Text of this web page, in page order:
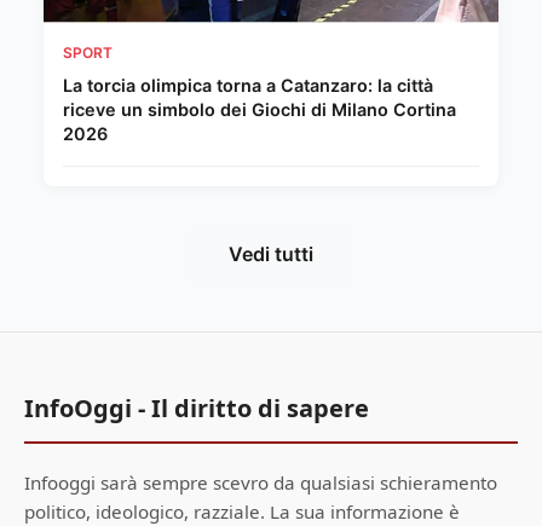
SPORT
La torcia olimpica torna a Catanzaro: la città
riceve un simbolo dei Giochi di Milano Cortina
2026
Vedi tutti
InfoOggi - Il diritto di sapere
Infooggi sarà sempre scevro da qualsiasi schieramento
politico, ideologico, razziale. La sua informazione è